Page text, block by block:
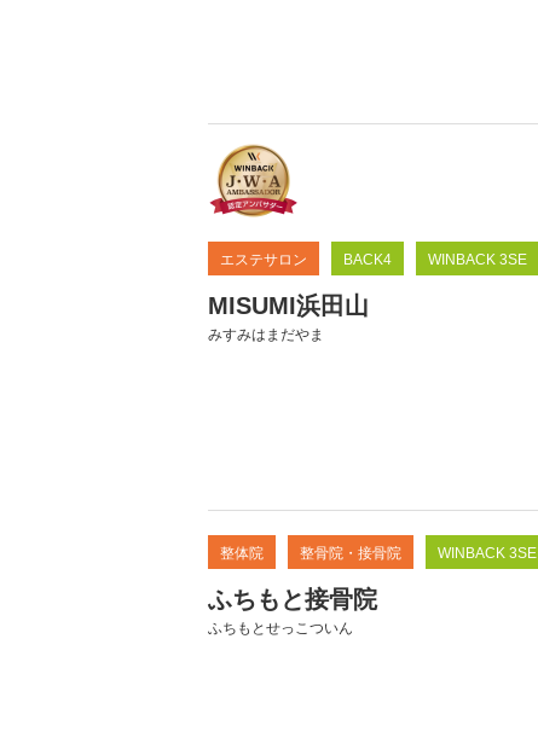
エステサロン BACK4 WINBACK 3SE
MISUMI浜田山
みすみはまだやま
整体院 整骨院・接骨院 WINBACK 3SE
ふちもと接骨院
ふちもとせっこついん